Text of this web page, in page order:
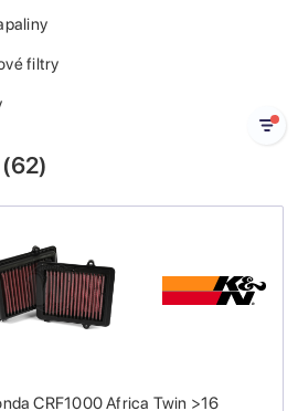
filtry
62)
CRF1000 Africa Twin >16